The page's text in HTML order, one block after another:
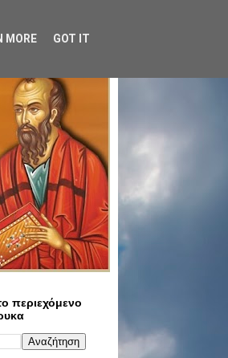
περιεχόμενο
MORE GOT IT